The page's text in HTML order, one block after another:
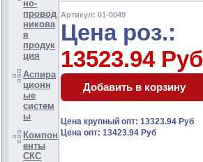
но-
провод
никова
я
продук
ция
Аспира
ционн
ые
систем
ы
Компон
енты
СКС
Артикул: 01-0049
Цена роз.:
13523.94 Руб
Цена крупный опт: 13323.94 Руб
Цена опт: 13423.94 Руб